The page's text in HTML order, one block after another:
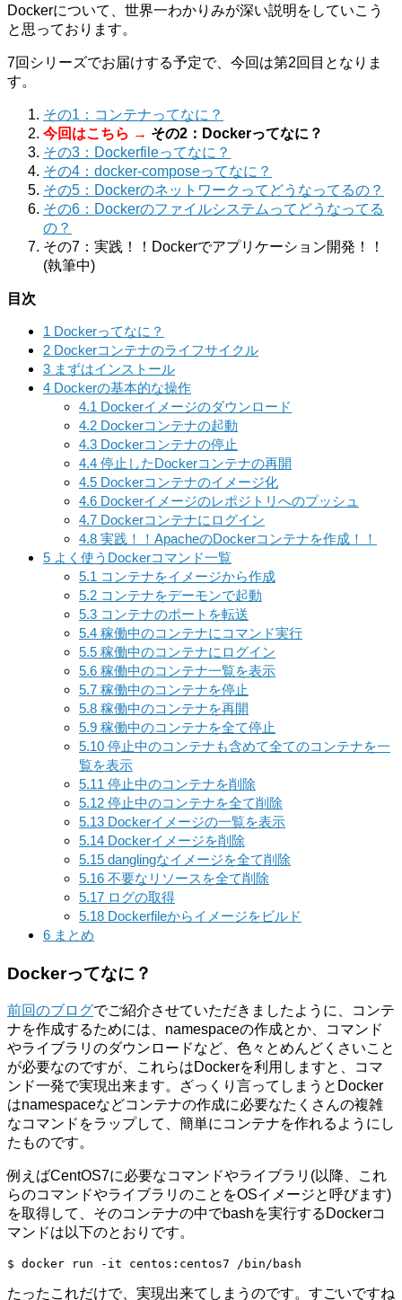
Dockerについて、世界一わかりみが深い説明をしていこう
と思っております。
7回シリーズでお届けする予定で、今回は第2回目となりま
す。
その1：コンテナってなに？
今回はこちら → その2：Dockerってなに？
その3：Dockerfileってなに？
その4：docker-composeってなに？
その5：Dockerのネットワークってどうなってるの？
その6：Dockerのファイルシステムってどうなってる
の？
その7：実践！！Dockerでアプリケーション開発！！
(執筆中)
目次
1 Dockerってなに？
2 Dockerコンテナのライフサイクル
3 まずはインストール
4 Dockerの基本的な操作
4.1 Dockerイメージのダウンロード
4.2 Dockerコンテナの起動
4.3 Dockerコンテナの停止
4.4 停止したDockerコンテナの再開
4.5 Dockerコンテナのイメージ化
4.6 Dockerイメージのレポジトリへのプッシュ
4.7 Dockerコンテナにログイン
4.8 実践！！ApacheのDockerコンテナを作成！！
5 よく使うDockerコマンド一覧
5.1 コンテナをイメージから作成
5.2 コンテナをデーモンで起動
5.3 コンテナのポートを転送
5.4 稼働中のコンテナにコマンド実行
5.5 稼働中のコンテナにログイン
5.6 稼働中のコンテナ一覧を表示
5.7 稼働中のコンテナを停止
5.8 稼働中のコンテナを再開
5.9 稼働中のコンテナを全て停止
5.10 停止中のコンテナも含めて全てのコンテナを一
覧を表示
5.11 停止中のコンテナを削除
5.12 停止中のコンテナを全て削除
5.13 Dockerイメージの一覧を表示
5.14 Dockerイメージを削除
5.15 danglingなイメージを全て削除
5.16 不要なリソースを全て削除
5.17 ログの取得
5.18 Dockerfileからイメージをビルド
6 まとめ
Dockerってなに？
前回のブログでご紹介させていただきましたように、コンテ
ナを作成するためには、namespaceの作成とか、コマンド
やライブラリのダウンロードなど、色々とめんどくさいこと
が必要なのですが、これらはDockerを利用しますと、コマ
ンド一発で実現出来ます。ざっくり言ってしまうとDocker
はnamespaceなどコンテナの作成に必要なたくさんの複雑
なコマンドをラップして、簡単にコンテナを作れるようにし
たものです。
例えばCentOS7に必要なコマンドやライブラリ(以降、これ
らのコマンドやライブラリのことをOSイメージと呼びます)
を取得して、そのコンテナの中でbashを実行するDockerコ
マンドは以下のとおりです。
$ docker run -it centos:centos7 /bin/bash
たったこれだけで、実現出来てしまうのです。すごいですね